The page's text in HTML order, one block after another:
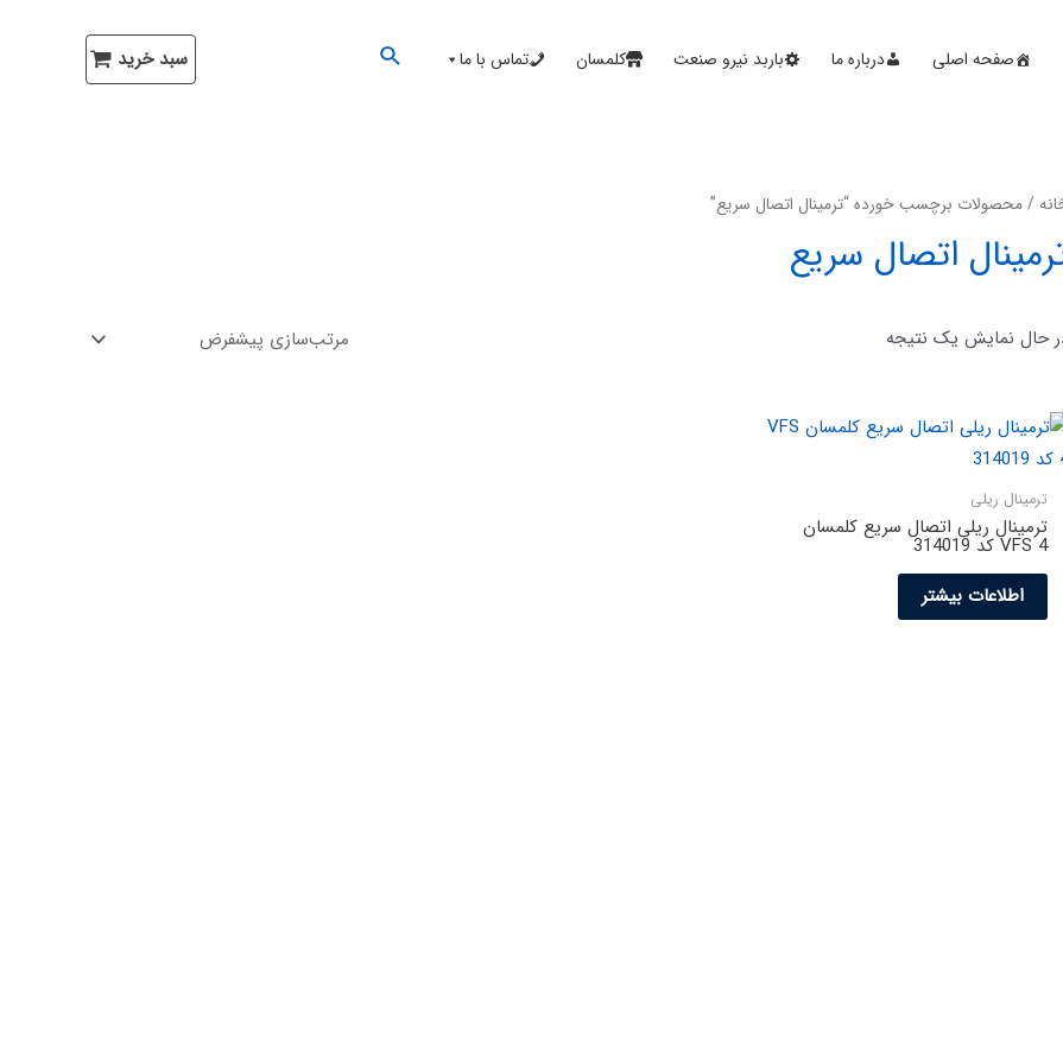
صفحه اصلی درباره ما باربد نیرو صنعت کلمسان تماس با ما سبد خرید
/ محصولات برچسب خورده “ترمینال اتصال سریع”
اتصال سریع
حال نمایش یک نتیجه
ترمینال ریلی
ترمینال ریلی اتصال سریع کلمسان
VFS 4 کد 314019
اطلاعات بیشتر